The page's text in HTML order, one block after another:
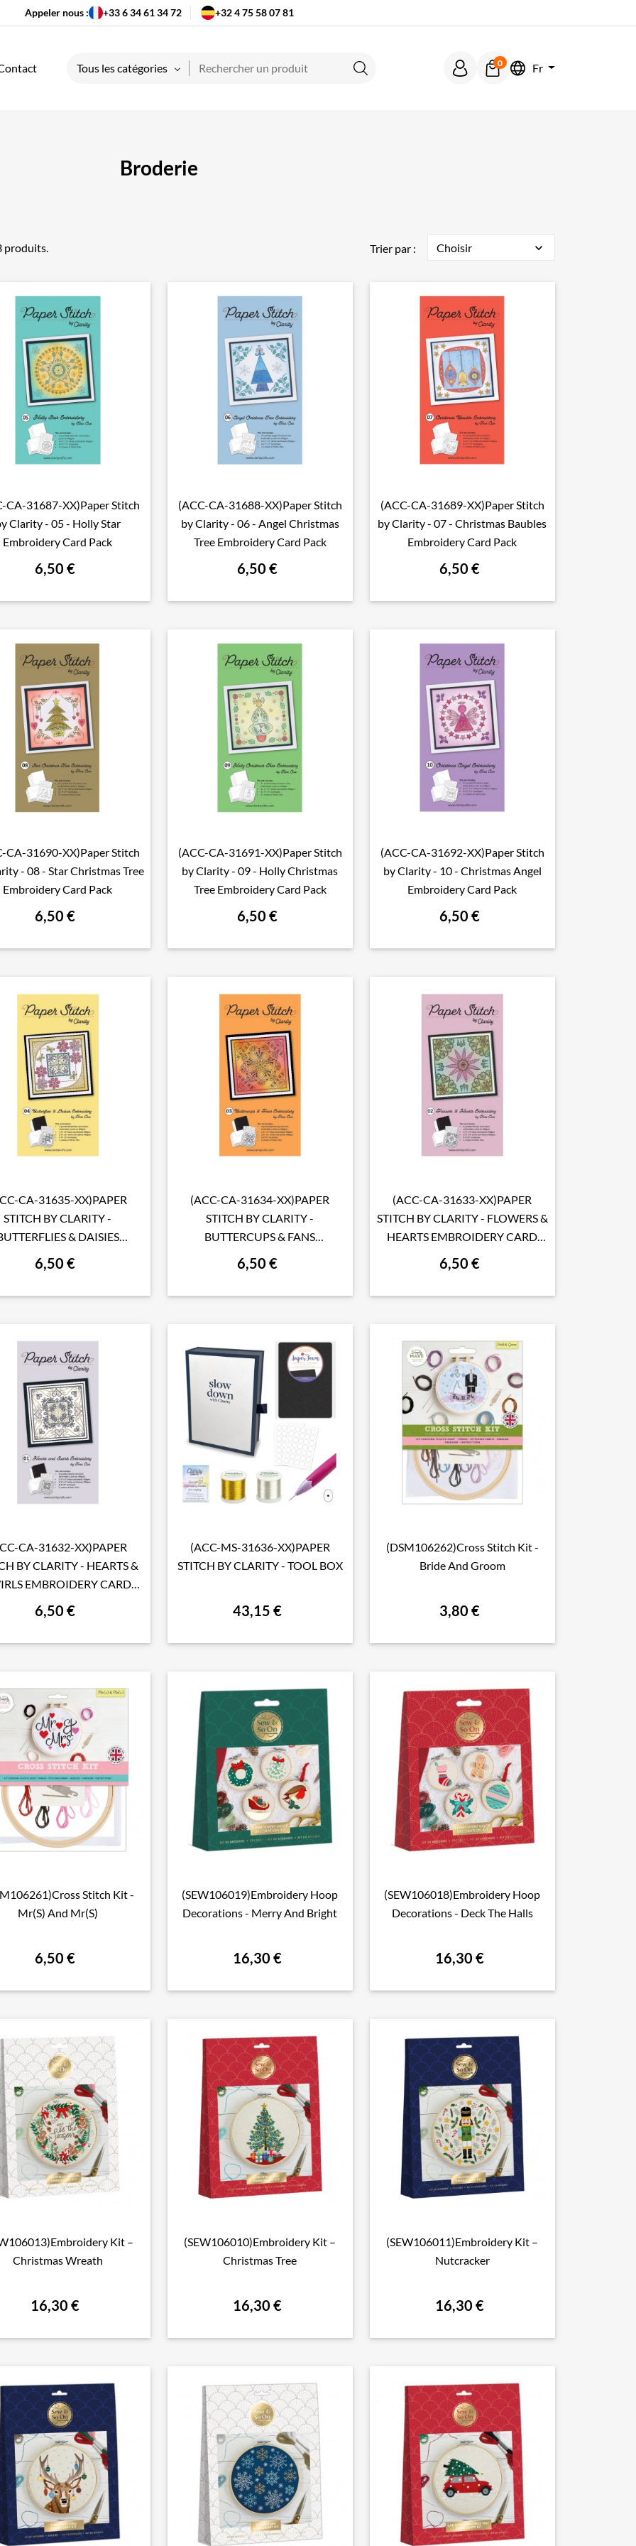
Appeler nous : +33 6 34 61 34 72 +32 4 75 58 07 81
Tous les catégories
Rechercher
0 Fr
Broderie
produits. Trier par : Choisir expand_more
 Aperçu rapide
CA-31687-XX)Paper Stitch
Clarity - 05 - Holly Star
Embroidery Card Pack
6,50 €
 Aperçu rapide
(ACC-CA-31688-XX)Paper Stitch
by Clarity - 06 - Angel Christmas
Tree Embroidery Card Pack
6,50 €
 Aperçu rapide
(ACC-CA-31689-XX)Paper Stitch
by Clarity - 07 - Christmas Baubles
Embroidery Card Pack
6,50 €
 Aperçu rapide
CA-31690-XX)Paper Stitch
- 08 - Star Christmas Tree
Embroidery Card Pack
6,50 €
 Aperçu rapide
(ACC-CA-31691-XX)Paper Stitch
by Clarity - 09 - Holly Christmas
Tree Embroidery Card Pack
6,50 €
 Aperçu rapide
(ACC-CA-31692-XX)Paper Stitch
by Clarity - 10 - Christmas Angel
Embroidery Card Pack
6,50 €
 Aperçu rapide
CA-31635-XX)PAPER
STITCH BY CLARITY -
& DAISIES
CARD PACK
6,50 €
 Aperçu rapide
(ACC-CA-31634-XX)PAPER
STITCH BY CLARITY -
BUTTERCUPS & FANS
EMBROIDERY CARD PACK
6,50 €
 Aperçu rapide
(ACC-CA-31633-XX)PAPER
STITCH BY CLARITY - FLOWERS &
HEARTS EMBROIDERY CARD
PACK
6,50 €
 Aperçu rapide
CA-31632-XX)PAPER
BY CLARITY - HEARTS &
EMBROIDERY CARD
PACK
6,50 €
 Aperçu rapide
(ACC-MS-31636-XX)PAPER
STITCH BY CLARITY - TOOL BOX
43,15 €
 Aperçu rapide
(DSM106262)Cross Stitch Kit -
Bride And Groom
3,80 €
 Aperçu rapideStitch Kit -
Mr(S) And Mr(S)
6,50 €
 Aperçu rapide
(SEW106019)Embroidery Hoop
Decorations - Merry And Bright
16,30 €
 Aperçu rapide
(SEW106018)Embroidery Hoop
Decorations - Deck The Halls
16,30 €
 Aperçu rapide
Kit –
Christmas Wreath
16,30 €
 Aperçu rapide
(SEW106010)Embroidery Kit –
Christmas Tree
16,30 €
 Aperçu rapide
(SEW106011)Embroidery Kit –
Nutcracker
16,30 €